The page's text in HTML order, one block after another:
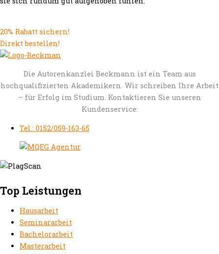
20% Rabatt sichern!
Direkt bestellen!
Die Autorenkanzlei Beckmann ist ein Team aus
hochqualifizierten Akademikern. Wir schreiben Ihre Arbeit
– für Erfolg im Studium. Kontaktieren Sie unseren
Kundenservice:
Tel.: 0152/059-163-65
Top Leistungen
Hausarbeit
Seminararbeit
Bachelorarbeit
Masterarbeit